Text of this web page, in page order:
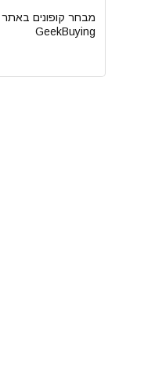
מבחר קופונים באתר
GeekBuying